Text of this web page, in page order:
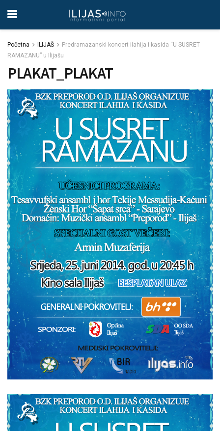
Početna ILIJAŠ
Predramazanski koncert ilahija i kasida “U SUSRET
RAMAZANU” u Ilijašu
PLAKAT_PLAKAT